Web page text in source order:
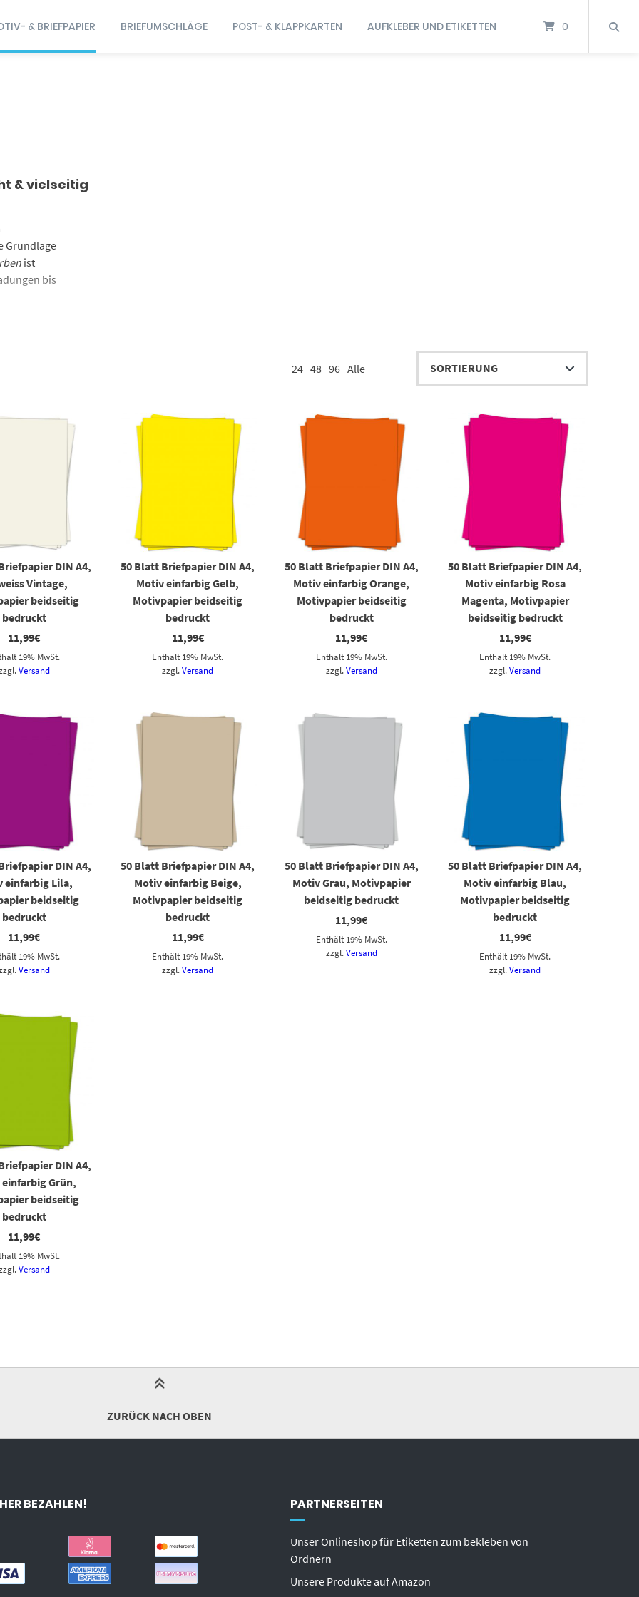
& BRIEFPAPIER BRIEFUMSCHLÄGE POST- & KLAPPKARTEN AUFKLEBER UND ETIKETTEN 0
& vielseitig
Grundlage
ist
bis
& Kopierer
DIY
elegante Weise.
–
Farben
Einsatzmöglichkeiten
24 48 96 Alle
DIN A4,
Vintage,
beidseitig
bedruckt
11,99€
19% MwSt.
Versand
50 Blatt Briefpapier DIN A4,
Motiv einfarbig Gelb,
Motivpapier beidseitig
bedruckt
11,99€
Enthält 19% MwSt.
zzgl.Versand
50 Blatt Briefpapier DIN A4,
Motiv einfarbig Orange,
Motivpapier beidseitig
bedruckt
11,99€
Enthält 19% MwSt.
zzgl.Versand
50 Blatt Briefpapier DIN A4,
Motiv einfarbig Rosa
Magenta, Motivpapier
beidseitig bedruckt
11,99€
Enthält 19% MwSt.
zzgl.Versand
DIN A4,
einfarbig Lila,
beidseitig
bedruckt
11,99€
19% MwSt.
Versand
50 Blatt Briefpapier DIN A4,
Motiv einfarbig Beige,
Motivpapier beidseitig
bedruckt
11,99€
Enthält 19% MwSt.
zzgl.Versand
50 Blatt Briefpapier DIN A4,
Motiv Grau, Motivpapier
beidseitig bedruckt
11,99€
Enthält 19% MwSt.
zzgl.Versand
50 Blatt Briefpapier DIN A4,
Motiv einfarbig Blau,
Motivpapier beidseitig
bedruckt
11,99€
Enthält 19% MwSt.
zzgl.Versand
DIN A4,
Grün,
beidseitig
bedruckt
11,99€
19% MwSt.
Versand
ZURÜCK NACH OBEN
BEZAHLEN! PARTNERSEITEN
Unser Onlineshop für Etiketten zum bekleben von
Ordnern
Unsere Produkte auf Amazon